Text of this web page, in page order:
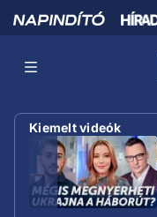
Kiemelt videók